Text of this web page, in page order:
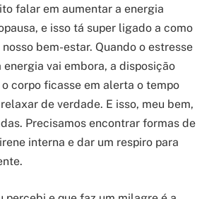
falar em aumentar a energia
e isso tá super ligado a como
bem-estar. Quando o estresse
energia vai embora, a disposição
o corpo ficasse em alerta o tempo
de verdade. E isso, meu bem,
Precisamos encontrar formas de
interna e dar um respiro para